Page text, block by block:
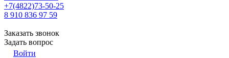
+7(4822)73-50-25
8 910 836 97 59
Заказать звонок
Задать вопрос
Войти